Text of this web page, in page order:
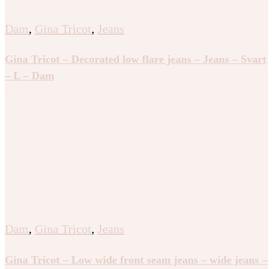
Dam, Gina Tricot, Jeans
Gina Tricot – Decorated low flare jeans – Jeans – Svart
– L – Dam
Dam, Gina Tricot, Jeans
Gina Tricot – Low wide front seam jeans – wide jeans –